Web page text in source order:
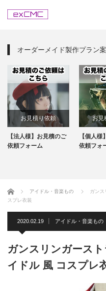
オーダーメイド製作プラン
お見積り依頼
【法人様】お見積のご
依頼フォーム
お見
【個人
依頼フォ
ホーム アイドル・音楽もの
ガンス
スプレ衣装
2020.02.19 アイドル・音楽もの
ガンスリンガース
イドル 風 コスプレ